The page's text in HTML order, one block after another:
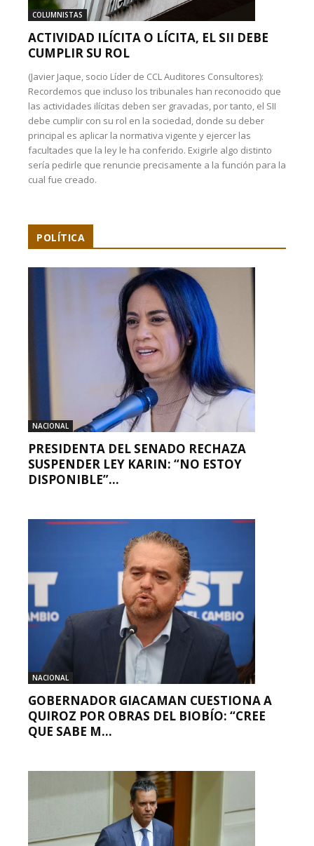
COLUMNISTAS
ACTIVIDAD ILÍCITA O LÍCITA, EL SII DEBE
CUMPLIR SU ROL
(Javier Jaque, socio Líder de CCL Auditores Consultores):
Recordemos que incluso los tribunales han reconocido que
las actividades ilícitas deben ser gravadas, por tanto, el SII
debe cumplir con su rol en la sociedad, donde su deber
principal es aplicar la normativa vigente y ejercer las
facultades que la ley le ha conferido. Exigirle algo distinto
sería pedirle que renuncie precisamente a la función para la
cual fue creado.
POLÍTICA
NACIONAL
PRESIDENTA DEL SENADO RECHAZA
SUSPENDER LEY KARIN: “NO ESTOY
DISPONIBLE”...
NACIONAL
GOBERNADOR GIACAMAN CUESTIONA A
QUIROZ POR OBRAS DEL BIOBÍO: “CREE
QUE SABE M...